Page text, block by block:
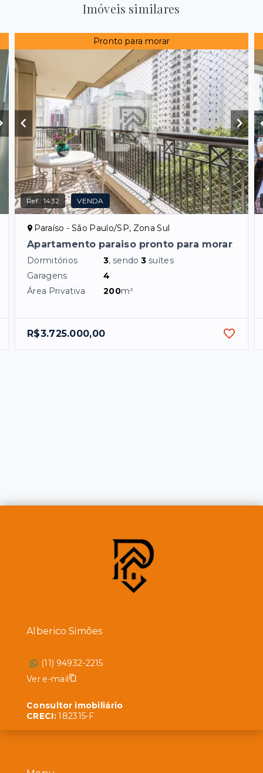
Imóveis similares
Pronto para morar
Ref.:1432 VENDA
Paraíso - São Paulo/SP, Zona Sul
Apartamento paraiso pronto para morar
Dormitórios 3, sendo3 suítes
Garagens
4
Área Privativa
200m²
R$3.725.000,00
Alberico Simões
(11) 94932-2215
Ver e-mail
Consultor imobiliário
CRECI:182315-F